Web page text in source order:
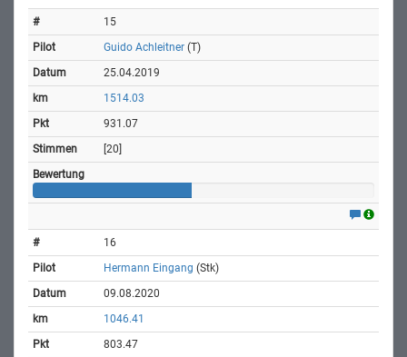
15
Guido Achleitner (T)
25.04.2019
1514.03
931.07
[20]
16
Hermann Eingang (Stk)
09.08.2020
1046.41
803.47